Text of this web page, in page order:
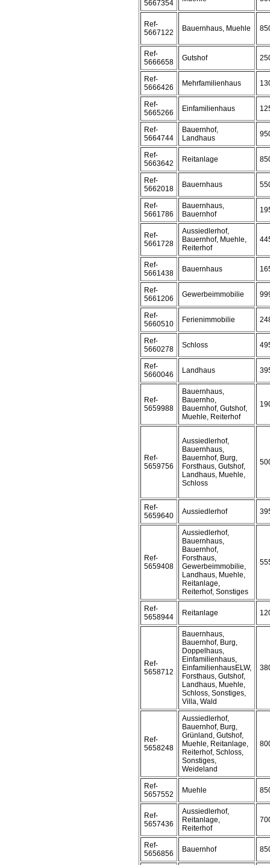
5667354
Ref-
5667122
Bauernhaus, Muehle
Ref-
5666658
Gutshof
Ref-
5666426
Mehrfamilienhaus
Ref-
5665266
Einfamilienhaus
Ref-
5664744
Bauernhof,
Landhaus
Ref-
5663642
Reitanlage
Ref-
5662018
Bauernhaus
Ref-
5661786
Bauernhaus,
Bauernhof
Ref-
5661728
Aussiedlerhof,
Bauernhof, Muehle,
Reiterhof
Ref-
5661438
Bauernhaus
Ref-
5661206
Gewerbeimmobilie
Ref-
5660510
Ferienimmobilie
Ref-
5660278
Schloss
Ref-
5660046
Landhaus
Ref-
5659988
Bauernhaus,
Bauernho,
Bauernhof, Gutshof,
Muehle, Reiterhof
Ref-
5659756
Aussiedlerhof,
Bauernhaus,
Bauernhof, Burg,
Forsthaus, Gutshof,
Landhaus, Muehle,
Schloss
Ref-
5659640
Aussiedlerhof
Ref-
5659408
Aussiedlerhof,
Bauernhaus,
Bauernhof,
Forsthaus,
Gewerbeimmobilie,
Landhaus, Muehle,
Reitanlage,
Reiterhof, Sonstiges
Ref-
5658944
Reitanlage
Ref-
5658712
Bauernhaus,
Bauernhof, Burg,
Doppelhaus,
Einfamilienhaus,
EinfamilienhausELW,
Forsthaus, Gutshof,
Landhaus, Muehle,
Schloss, Sonstiges,
Villa, Wald
Ref-
5658248
Aussiedlerhof,
Bauernhof, Burg,
Grünland, Gutshof,
Muehle, Reitanlage,
Reiterhof, Schloss,
Sonstiges,
Weideland
Ref-
5657552
Muehle
Ref-
5657436
Aussiedlerhof,
Reitanlage,
Reiterhof
Ref-
5656856
Bauernhof